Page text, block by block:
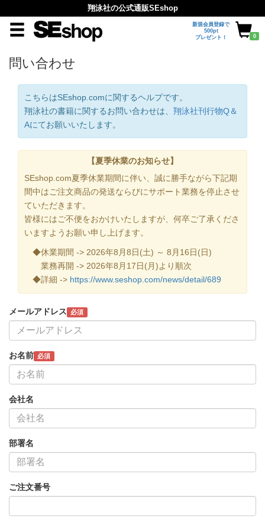
翔泳社の公式通販SEshop
新規会員登録で
500pt
プレゼント！
0
問い合わせ
こちらはSEshop.comに関するヘルプです。
翔泳社の書籍に関するお問い合わせは、 翔泳社刊行物Q＆
Aにてお願いいたします。
【夏季休業のお知らせ】
SEshop.com夏季休業期間に伴い、誠に勝手ながら下記期
間中はご注文商品の発送ならびにサポート業務を停止させ
ていただきます。
皆様にはご不便をおかけいたしますが、何卒ご了承くださ
いますようお願い申し上げます。
◆休業期間 -> 2026年8月8日(土) ～ 8月16日(日)
業務再開 -> 2026年8月17日(月)より順次
◆詳細 -> https://www.seshop.com/news/detail/689
メールアドレス 必須
お名前 必須
会社名
部署名
ご注文番号